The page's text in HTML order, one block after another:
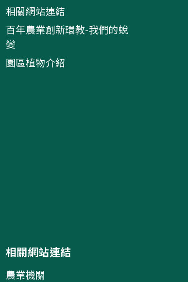
相關網站連結
百年農業創新環教-我們的蛻
變
園區植物介紹
相關網站連結
農業機關